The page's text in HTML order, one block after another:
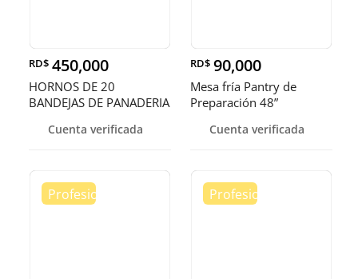
RD$ 450,000
HORNOS DE 20
BANDEJAS DE PANADERIA
Cuenta verificada
RD$ 90,000
Mesa fría Pantry de
Preparación 48”
Cuenta verificada